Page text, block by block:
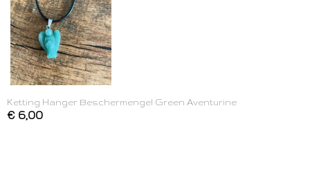
Ketting Hanger Beschermengel Green Aventurine
€ 6,00